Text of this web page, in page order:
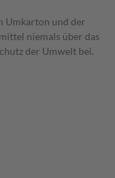
Umkarton und der
niemals über das
der Umwelt bei.